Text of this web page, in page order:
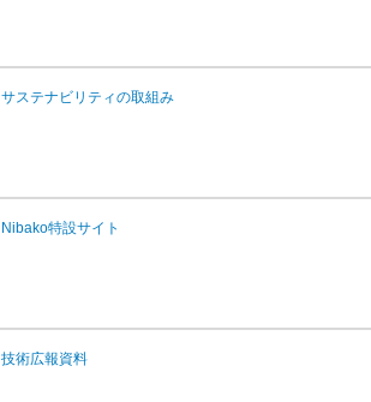
サステナビリティの取組み
Nibako特設サイト
技術広報資料